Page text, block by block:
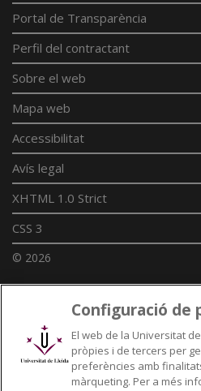
Portal de Transparència
Perfil del contractant
Sobre el web
Mapa web
Accessibilitat
Avís legal
XHTML 1.0 Strict
CSS 3
© 2026
Enllaços UdL
Xarxes universitàries
Configuració de
El web de la Universitat
pròpies i de tercers per
preferències amb
màrqueting. Per a més